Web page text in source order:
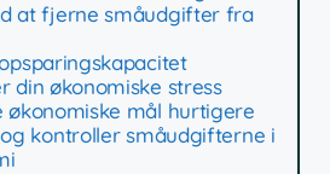
at fjerne småudgifter fra
din økonomiske stress
økonomiske mål hurtigere
kontroller småudgifterne i